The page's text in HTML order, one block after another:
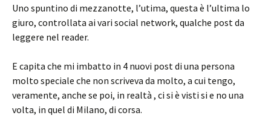
Uno spuntino di mezzanotte, l’utima, questa è l’ultima lo
giuro, controllata ai vari social network, qualche post da
leggere nel reader.
E capita che mi imbatto in 4 nuovi post di una persona
molto speciale che non scriveva da molto, a cui tengo,
veramente, anche se poi, in realtà , ci si è visti si e no una
volta, in quel di Milano, di corsa.